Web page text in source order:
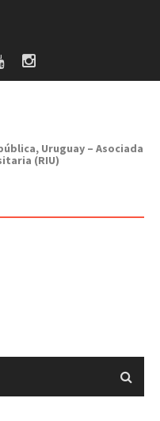
Uruguay – Asociada
(RIU)